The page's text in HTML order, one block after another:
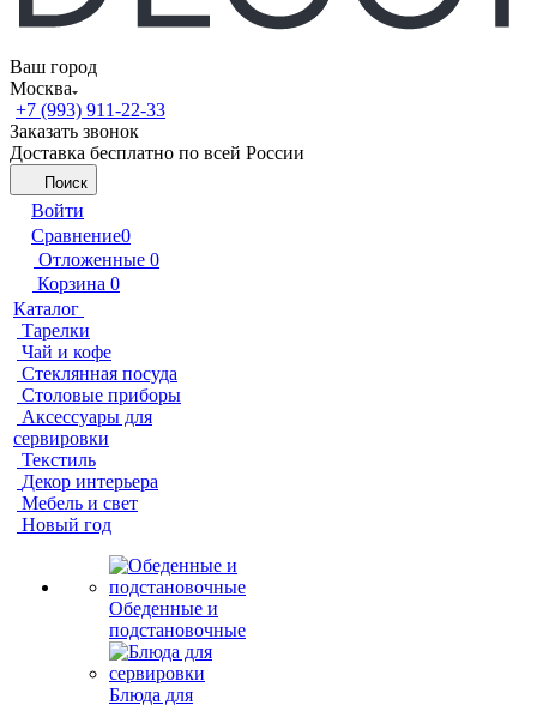
Ваш город
Москва
+7 (993) 911-22-33
Заказать звонок
Доставка бесплатно по всей России
Поиск
Войти
Сравнение0
Отложенные 0
Корзина 0
Каталог
Тарелки
Чай и кофе
Стеклянная посуда
Столовые приборы
Аксессуары для
сервировки
Текстиль
Декор интерьера
Мебель и свет
Новый год
Обеденные и
подстановочные
Блюда для